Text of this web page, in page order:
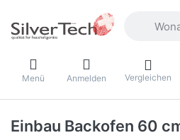
Menü Anmelden Vergleichen
Einbau Backofen 60